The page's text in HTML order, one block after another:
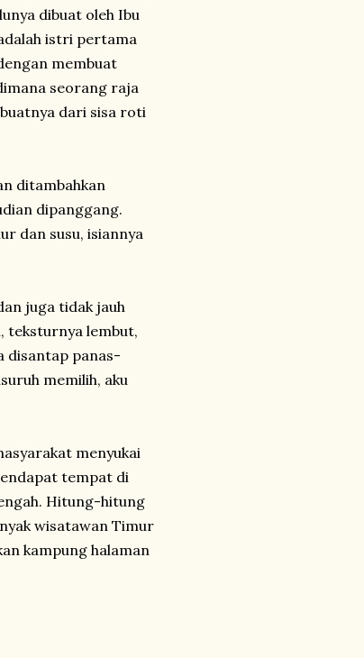
dibuat oleh Ibu
istri pertama
membuat
seorang raja
dari sisa roti
ditambahkan
dipanggang.
dan susu, isiannya
juga tidak jauh
teksturnya lembut,
disantap panas-
memilih, aku
menyukai
tempat di
Hitung-hitung
wisatawan Timur
kampung halaman